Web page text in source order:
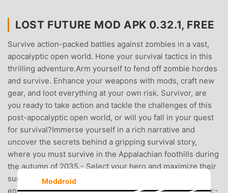
LOST FUTURE MOD APK 0.32.1, FREE
Survive action-packed battles against zombies in a vast,
apocalyptic open world. Hone your survival tactics in this
thrilling adventure.Arm yourself to fend off zombie hordes
and survive. Enhance your weapons with mods, craft new
gear, and loot everything at your own risk. Survivor, are
you ready to take action and tackle the challenges of this
post-apocalyptic open world, or will you fall in your quest
for survival?Immerse yourself in a rich narrative and
uncover the secrets behind a gripping survival story,
where you must survive in the Appalachian foothills during
the autumn of 2035.- Select your hero and maximize their
survival potential;- Strive to endure the brutal
environment, secure resources, and procure sustenance;-
Moddroid